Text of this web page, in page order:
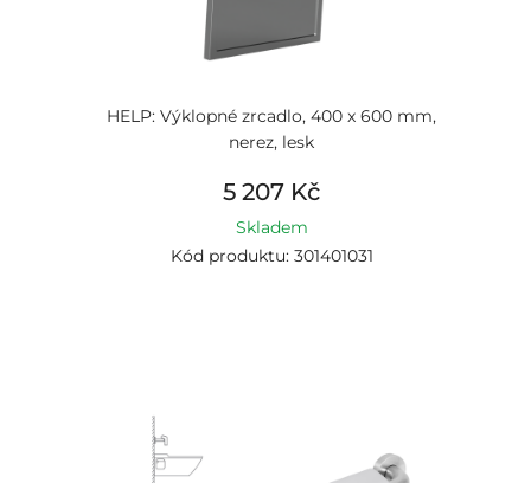
HELP: Výklopné zrcadlo, 400 x 600 mm,
nerez, lesk
5 207 Kč
Skladem
Kód produktu: 301401031